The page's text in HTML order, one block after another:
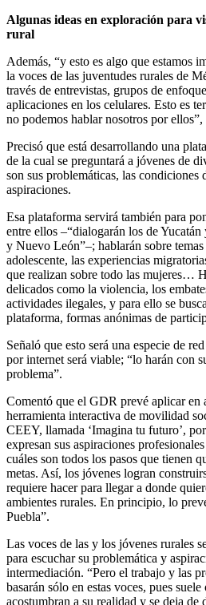
Algunas ideas en exploración para
rural
Además, “y esto es algo que estamos
la voces de las juventudes rurales de
través de entrevistas, grupos de
aplicaciones en los celulares. Esto es
no podemos hablar nosotros por
Precisó que está desarrollando una
de la cual se preguntará a jóvenes de
son sus problemáticas, las condiciones
aspiraciones.
Esa plataforma servirá también para
entre ellos –“dialogarán los de
y Nuevo León”–; hablarán sobre
adolescente, las experiencias
que realizan sobre todo las mujeres…
delicados como la violencia, los
actividades ilegales, y para ello se
plataforma, formas anónimas de
Señaló que esto será una especie de
por internet será viable; “lo harán con
problema”.
Comentó que el GDR prevé aplicar en
herramienta interactiva de movilidad
CEEY, llamada ‘Imagina tu futuro’,
expresan sus aspiraciones
cuáles son todos los pasos que tienen
metas. Así, los jóvenes logran
requiere hacer para llegar a donde
ambientes rurales. En principio, lo
Puebla”.
Las voces de las y los jóvenes rurales
para escuchar su problemática y
intermediación. “Pero el trabajo y las
basarán sólo en estas voces, pues
acostumbran a su realidad y se deja de